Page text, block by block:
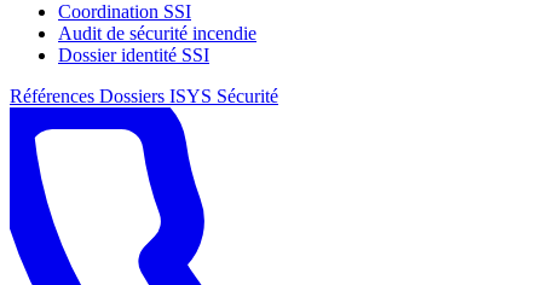
Coordination SSI
Audit de sécurité incendie
Dossier identité SSI
Références Dossiers ISYS Sécurité